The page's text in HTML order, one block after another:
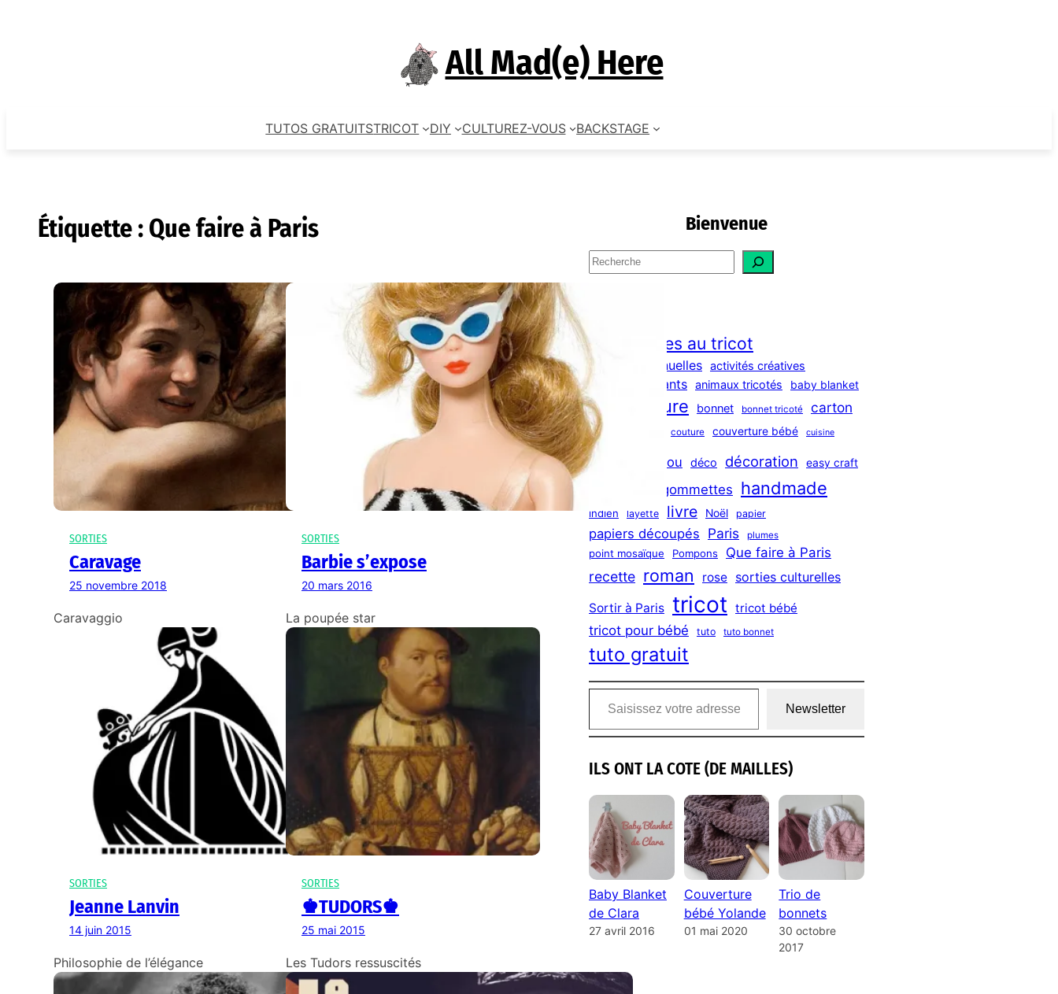
All Mad(e) Here
TUTOS GRATUITSTRICOT DIY CULTUREZ-VOUS BACKSTAGE
Étiquette : Que faire à Paris
SORTIES
Caravage
25 novembre 2018
Caravaggio
SORTIES
Barbie s’expose
20 mars 2016
La poupée star
SORTIES
Jeanne Lanvin
14 juin 2015
Philosophie de l’élégance
SORTIES
♚TUDORS♚
25 mai 2015
Les Tudors ressuscités
Bienvenue
S
e
h
accessoires au tricot
activites manuelles activités créatives
activités enfants animaux tricotés baby blanket
bilan lecture bonnet bonnet tricoté carton
châle couture couverture bébé cuisine
DIY doudou déco décoration easy craft
gommettes handmade
indien layette livre Noël papier
papiers découpés Paris plumes
point mosaïque Pompons Que faire à Paris
recette roman rose sorties culturelles
Sortir à Paris tricot tricot bébé
tricot pour bébé tuto tuto bonnet
tuto gratuit
Saisissez votre adresse e-mail…
Newsletter
ILS ONT LA COTE (DE MAILLES)
Baby Blanket
de Clara
27 avril 2016
Couverture
bébé Yolande
01 mai 2020
Trio de
bonnets
30 octobre
2017